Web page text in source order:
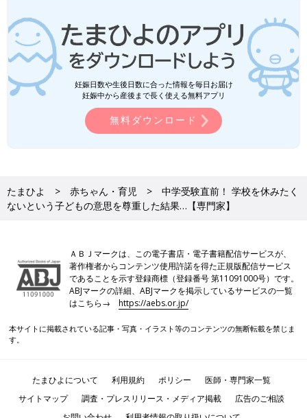
妊娠日数や生後日数に合った情報を毎日お届け
妊娠中から産後まで長く使える無料アプリ
無料ダウンロード
たまひよ 赤ちゃん・育児
中学受験直前！ 学校を休みたく
ないという子どもの意思を尊重した結果…【専門家】
ＡＢＪマークは、この電子書店・電子書籍配信サービスが、
著作権者からコンテンツ使用許諾を得た正規版配信サービス
であることを示す登録商標（登録番号 第11091000号）です。
ABJマークの詳細、ABJマークを掲示しているサービスの一覧
はこちら→https://aebs.or.jp/
本サイトに掲載されている記事・写真・イラスト等のコンテンツの無断転載を禁じま
す。
たまひよについて 利用規約 ポリシー
医師・専門家一覧
サイトマップ
調査・プレスリリース・メディア掲載
広告のご相談